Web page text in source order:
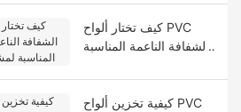
كيف تختار ألواح PVC
الشفافة الناعمة المناسبة
كيفية تخزين ألواح PVC